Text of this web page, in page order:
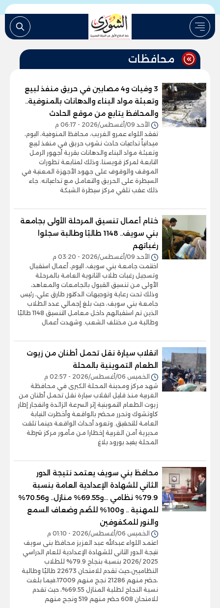
محافظات
3 وفيات و4 مصابين في حريق منفذ لبيع
وتعبئة مواد البناء والدهانات بالمنوفية..
والمحافظ يتابع من موقع الحادث
الأحد 09/أغسطس/2026 - 06:17 م
تفقد اللواء عمرو الغريب، محافظ المنوفية، اليوم،
ميدانياً تداعيات حادث نشوب حريق في منفذ لبيع
وتعبئة مواد البناء والدهانات بقرية أجهور الرمل
التابعة لمركز قويسنا، وذلك لمتابعة تطورات
الموقف والوقوف على جهود الأجهزة المعنية في
السيطرة على الحريق والتعامل مع تداعياته. جاء
ذلك عقب تلقي مركز سيطرة الشبكة
ختام أعمال تنسيق المرحلة الأولى بجامعة
بني سويف.. 1148 طالبًا وطالبة سجلوا
رغباتهم
الأحد 09/أغسطس/2026 - 03:20 م
اختتمت جامعة بني سويف، اليوم، أعمال استقبال
وتسجيل رغبات طلاب الثانوية العامة بالمرحلة
الأولى من تنسيق القبول بالجامعات والمعاهد،
وذلك تحت رعاية وتوجيهات الدكتور طارق علي، رئيس
جامعة بني سويف، حيث بلغ إجمالي عدد الطلاب
الذين تم استقبالهم داخل معامل التنسيق 1148 طالبًا
وطالبة من مختلف الشعب. وشهدت أعمال
انقلاب سيارة نقل تحمل أطنان من زيوت
الطعام التموينية بالمحلة
الخميس 06/أغسطس/2026 - 02:57 م
شهد مركز ومدينة المحلة الكبرى في محافظة
الغربية منذ قليل انقلاب سيارة نقل تحمل أطنان من
زيوت الطعام التموينية إثر السرعة الزائدة وانفجار إطار
كاوتشوك وتحرر محضر بالواقعة وأخطرت النيابة
العامة للتحقيق. وتعود أحداث الواقعة حينما تلقت
مديرية أمن الغربية إخطارا من مأمور مركز شرطة
المحلة يفيد بورود بلاغ
محافظ بني سويف يعتمد نتيجة الدور
الثاني للشهادة الإعدادية العامة بنسبة
79.9% نظامي ...و69.55% منازل.. و70.56%
للمهنية .. و100% للصُم وضعاف السمع
والنور للمكفوفين
الخميس 06/أغسطس/2026 - 01:10 م
اعتمد اللواء عبدالله عبد العزيز محافظ بنى سويف
نتيجة الدور الثانى للشهادة الإعدادية للعام الدراسي
2025 /2026 بنسبة بنجاح 79.9% للطلاب
النظاميين،حيث تقدم للامتحان 22673 طالبًا وطالبة
،حضر منهم 21286 نجح منهم 17009،فيما بلغت
نسبة النجاح لطلبة المنازل 69.55%، حيث تقدم
للامتحان 608 حضر منهم 519 ونجح منهم